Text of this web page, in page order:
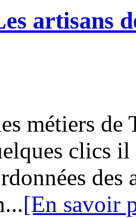
artisans
métiers de
clics il
des
[En savoir